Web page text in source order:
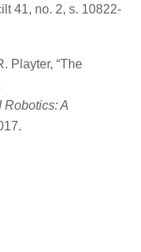
41, no. 2, s. 10822-
Playter, “The
Robotics: A